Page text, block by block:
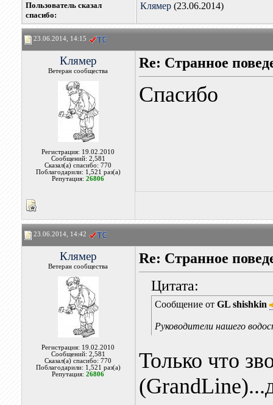
Пользователь сказал
cпасибо:
Клямер(23.06.2014)
23.06.2014, 14:15
Клямер
Ветеран сообщества
Регистрация: 19.02.2010
Сообщений: 2,581
Сказал(а) спасибо: 770
Поблагодарили: 1,521 раз(а)
Репутация:26806
Re: Странное
Спасибо
23.06.2014, 14:42
Клямер
Ветеран сообщества
Регистрация: 19.02.2010
Сообщений: 2,581
Сказал(а) спасибо: 770
Поблагодарили: 1,521 раз(а)
Репутация:26806
Re: Странное
Цитата:
Сообщение от GL shishkin
Руководители нашего
Только что